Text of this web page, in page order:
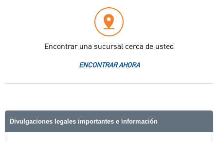
Encontrar una sucursal cerca de usted
ENCONTRAR AHORA
Divulgaciones legales importantes e información